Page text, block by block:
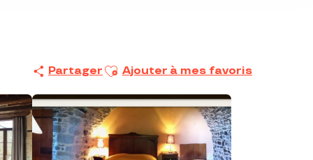
Partager Ajouter aux favoris
Ajouter à mes favoris